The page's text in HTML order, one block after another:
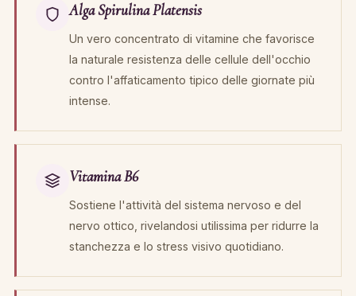
Alga Spirulina Platensis
Un vero concentrato di vitamine che favorisce
la naturale resistenza delle cellule dell'occhio
contro l'affaticamento tipico delle giornate più
intense.
Vitamina B6
Sostiene l'attività del sistema nervoso e del
nervo ottico, rivelandosi utilissima per ridurre la
stanchezza e lo stress visivo quotidiano.